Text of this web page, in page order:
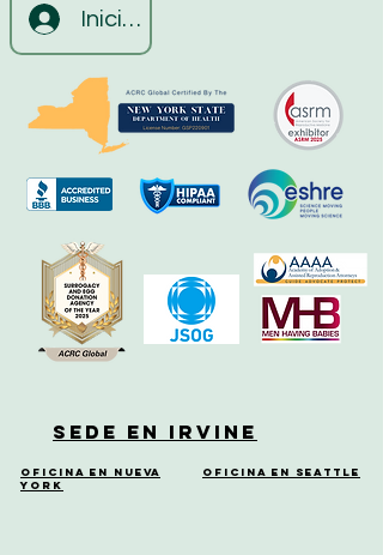
Iniciar sesión
Sede en Irvine
Oficina en Nueva
York
Oficina en Seattle